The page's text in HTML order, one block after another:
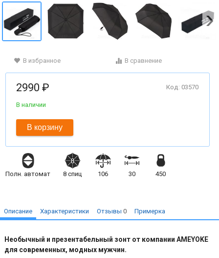
В избранное В сравнение
Код: 03570
2990 ₽
В наличии
В корзину
Полн. автомат 8 спиц 106 30 450
Описание
Необычный и презентабельный зонт от компании AMEYOKE
для современных, модных мужчин.
Характеристики Отзывы0 Примерка